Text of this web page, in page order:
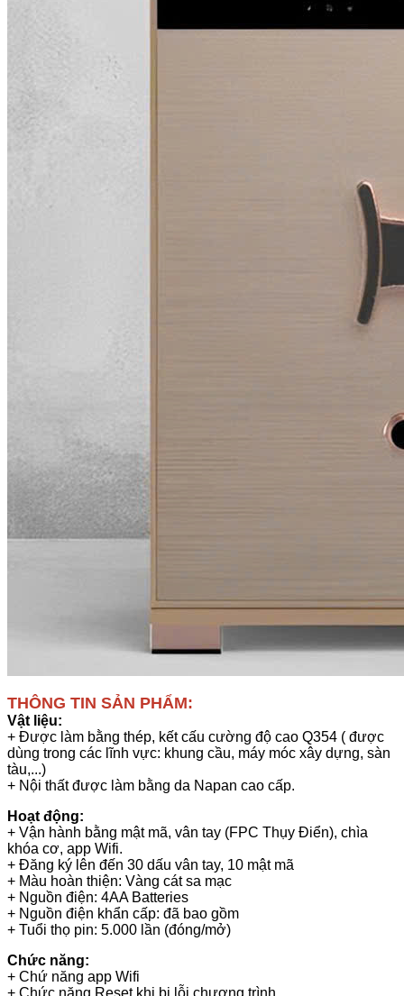
THÔNG TIN SẢN PHẨM:
Vật liệu:
+ Được làm bằng thép, kết cấu cường độ cao Q354 ( được
dùng trong các lĩnh vực: khung cầu, máy móc xây dựng, sàn
tàu,...)
+ Nội thất được làm bằng da Napan cao cấp.
Hoạt động:
+ Vận hành bằng mật mã, vân tay (FPC Thụy Điển), chìa
khóa cơ, app Wifi.
+ Đăng ký lên đến 30 dấu vân tay, 10 mật mã
+ Màu hoàn thiện: Vàng cát sa mạc
+ Nguồn điện: 4AA Batteries
+ Nguồn điện khẩn cấp: đã bao gồm
+ Tuổi thọ pin: 5.000 lần (đóng/mở)
Chức năng:
+ Chứ năng app Wifi